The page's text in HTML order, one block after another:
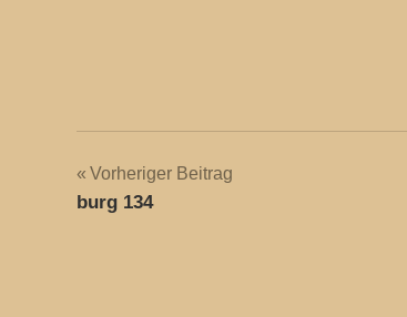
Beitragsnavigation
Vorheriger Beitrag
burg 134